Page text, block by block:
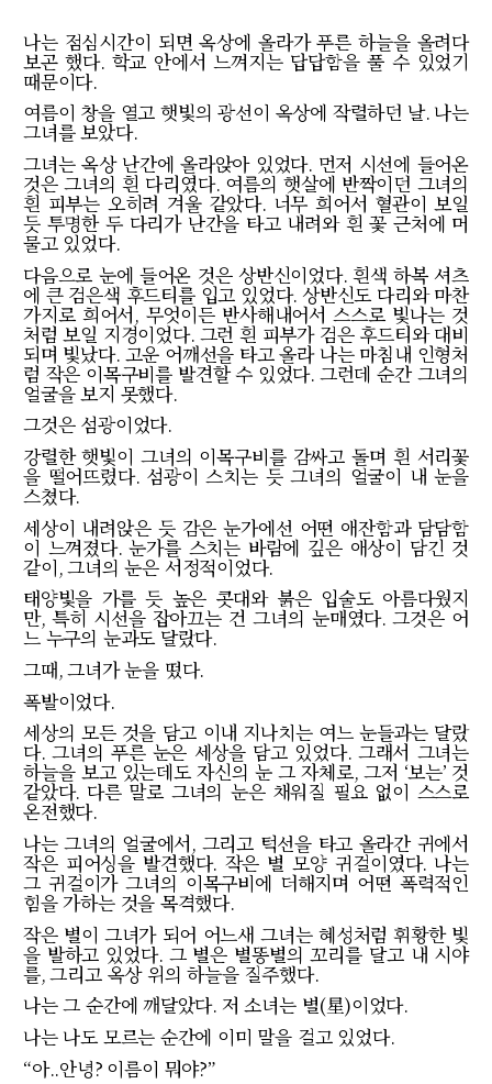
나는 점심시간이 되면 옥상에 올라가 푸른 하늘을 올려다
보곤 했다. 학교 안에서 느껴지는 답답함을 풀 수 있었기
때문이다.
여름이 창을 열고 햇빛의 광선이 옥상에 작렬하던 날. 나는
그녀를 보았다.
그녀는 옥상 난간에 올라앉아 있었다. 먼저 시선에 들어온
것은 그녀의 흰 다리였다.여름의 햇살에 반짝이던 그녀의
흰 피부는 오히려 겨울 같았다. 너무 희어서 혈관이 보일
듯 투명한 두 다리가 난간을 타고 내려와 흰 꽃 근처에 머
물고 있었다.
다음으로 눈에 들어온 것은 상반신이었다.흰색 하복 셔츠
에 큰 검은색 후드티를 입고 있었다.상반신도 다리와 마찬
가지로 희어서, 무엇이든 반사해내어서 스스로 빛나는 것
처럼 보일 지경이었다.그런 흰 피부가 검은 후드티와 대비
되며 빛났다. 고운 어깨선을 타고 올라 나는 마침내 인형처
럼 작은 이목구비를 발견할 수 있었다. 그런데 순간 그녀의
얼굴을 보지 못했다.
그것은 섬광이었다.
강렬한 햇빛이 그녀의 이목구비를 감싸고 돌며 흰 서리꽃
을 떨어뜨렸다. 섬광이 스치는 듯 그녀의 얼굴이 내 눈을
스쳤다.
세상이 내려앉은 듯 감은 눈가에선 어떤 애잔함과 담담함
이 느껴졌다.눈가를 스치는 바람에 깊은 애상이 담긴 것
같이,그녀의 눈은 서정적이었다.
태양빛을 가를 듯 높은 콧대와 붉은 입술도 아름다웠지
만, 특히 시선을 잡아끄는 건 그녀의 눈매였다.그것은 어
느 누구의 눈과도 달랐다.
그때,그녀가 눈을 떴다.
폭발이었다.
세상의 모든 것을 담고 이내 지나치는 여느 눈들과는 달랐
다. 그녀의 푸른 눈은 세상을 담고 있었다. 그래서 그녀는
하늘을 보고 있는데도 자신의 눈 그 자체로, 그저 ‘보는’것
같았다. 다른 말로 그녀의 눈은 채워질 필요 없이 스스로
온전했다.
나는 그녀의 얼굴에서, 그리고 턱선을 타고 올라간 귀에서
작은 피어싱을 발견했다. 작은 별 모양 귀걸이였다.나는
그 귀걸이가 그녀의 이목구비에 더해지며 어떤 폭력적인
힘을 가하는 것을 목격했다.
작은 별이 그녀가 되어 어느새 그녀는 혜성처럼 휘황한 빛
을 발하고 있었다. 그 별은 별똥별의 꼬리를 달고 내 시야
를,그리고 옥상 위의 하늘을 질주했다.
나는 그 순간에 깨달았다. 저 소녀는 별(星)이었다.
나는 나도 모르는 순간에 이미 말을 걸고 있었다.
“아..안녕? 이름이 뭐야?”